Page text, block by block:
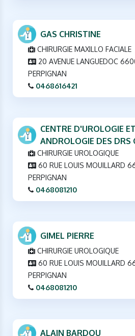
GAS CHRISTINE
CHIRURGIE MAXILLO FACIALE
20 AVENUE LANGUEDOC
PERPIGNAN
0468616421
CENTRE D'UROLOGIE ET
ANDROLOGIE DES DRS
CHIRURGIE UROLOGIQUE
60 RUE LOUIS MOUILLARD
PERPIGNAN
0468081210
GIMEL PIERRE
CHIRURGIE UROLOGIQUE
60 RUE LOUIS MOUILLARD
PERPIGNAN
0468081210
ALAIN BARDOU